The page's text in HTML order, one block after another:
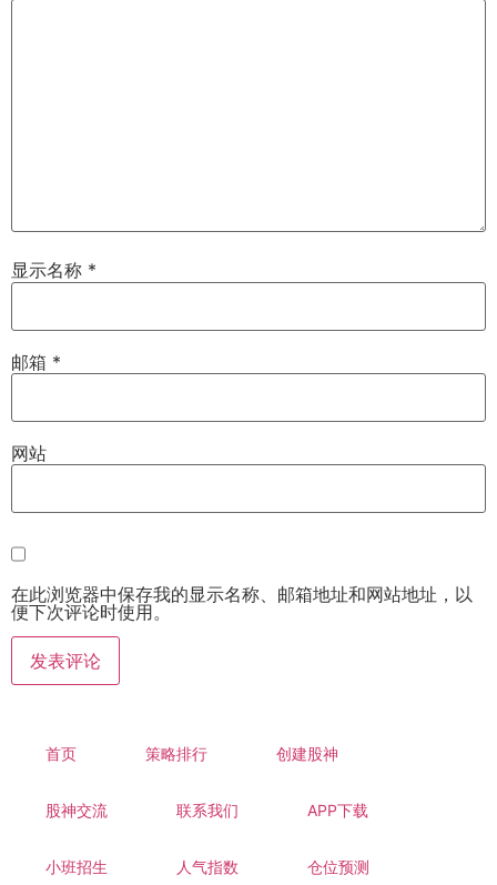
显示名称 *
邮箱 *
网站
在此浏览器中保存我的显示名称、邮箱地址和网站地址，以
便下次评论时使用。
首页 策略排行 创建股神
股神交流 联系我们 APP下载
小班招生 人气指数 仓位预测